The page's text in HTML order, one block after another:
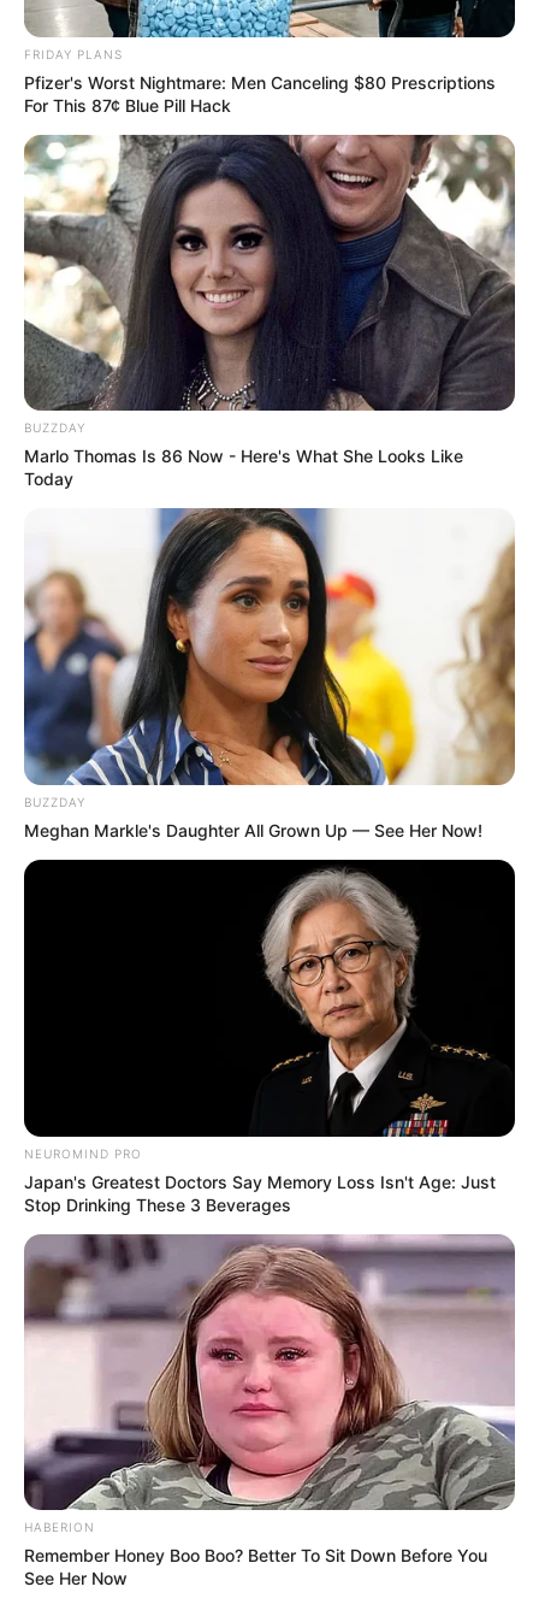
FRIDAY PLANS
Pfizer's Worst Nightmare: Men Canceling $80 Prescriptions
For This 87¢ Blue Pill Hack
BUZZDAY
Marlo Thomas Is 86 Now - Here's What She Looks Like
Today
BUZZDAY
Meghan Markle's Daughter All Grown Up — See Her Now!
NEUROMIND PRO
Japan's Greatest Doctors Say Memory Loss Isn't Age: Just
Stop Drinking These 3 Beverages
HABERION
Remember Honey Boo Boo? Better To Sit Down Before You
See Her Now